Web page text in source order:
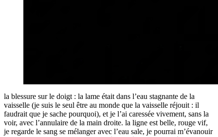
la blessure sur le doigt : la lame était dans l’eau stagnante de la
vaisselle (je suis le seul être au monde que la vaisselle réjouit : il
faudrait que je sache pourquoi), et je l’ai caressée vivement, sans la
voir, avec l’annulaire de la main droite. la ligne est belle, rouge vif,
je regarde le sang se mélanger avec l’eau sale, je pourrai m’évanouir